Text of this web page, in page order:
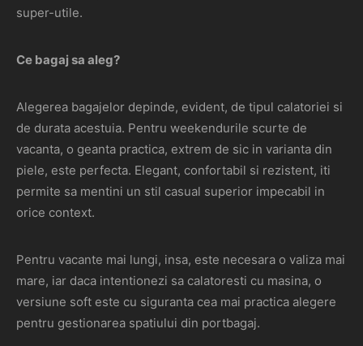
super-utile.
Ce bagaj sa aleg?
Alegerea bagajelor depinde, evident, de tipul calatoriei si
de durata acestuia. Pentru weekendurile scurte de
vacanta, o geanta practica, extrem de sic in varianta din
piele, este perfecta. Elegant, confortabil si rezistent, iti
permite sa mentini un stil casual superior impecabil in
orice context.
Pentru vacante mai lungi, insa, este necesara o valiza mai
mare, iar daca intentionezi sa calatoresti cu masina, o
versiune soft este cu siguranta cea mai practica alegere
pentru gestionarea spatiului din portbagaj.